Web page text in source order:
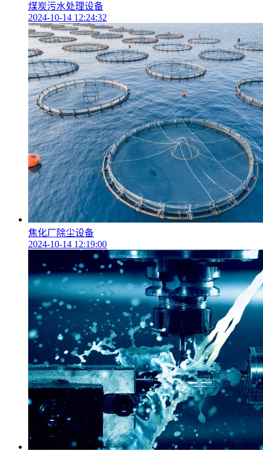
煤炭污水处理设备
2024-10-14 12:24:32
焦化厂除尘设备
2024-10-14 12:19:00